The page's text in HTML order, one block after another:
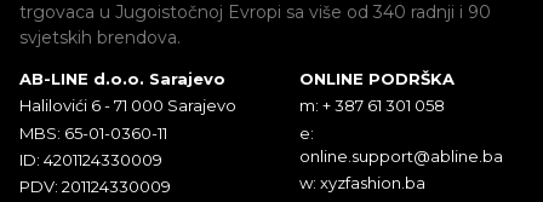
trgovaca u Jugoistočnoj Evropi sa više od 340 radnji i 90
svjetskih brendova.
AB-LINE d.o.o. Sarajevo
Halilovići 6 - 71 000 Sarajevo
MBS: 65-01-0360-11
ID: 4201124330009
PDV: 201124330009
ONLINE PODRŠKA
m: + 387 61 301 058
e:
online.support@abline.ba
w: xyzfashion.ba